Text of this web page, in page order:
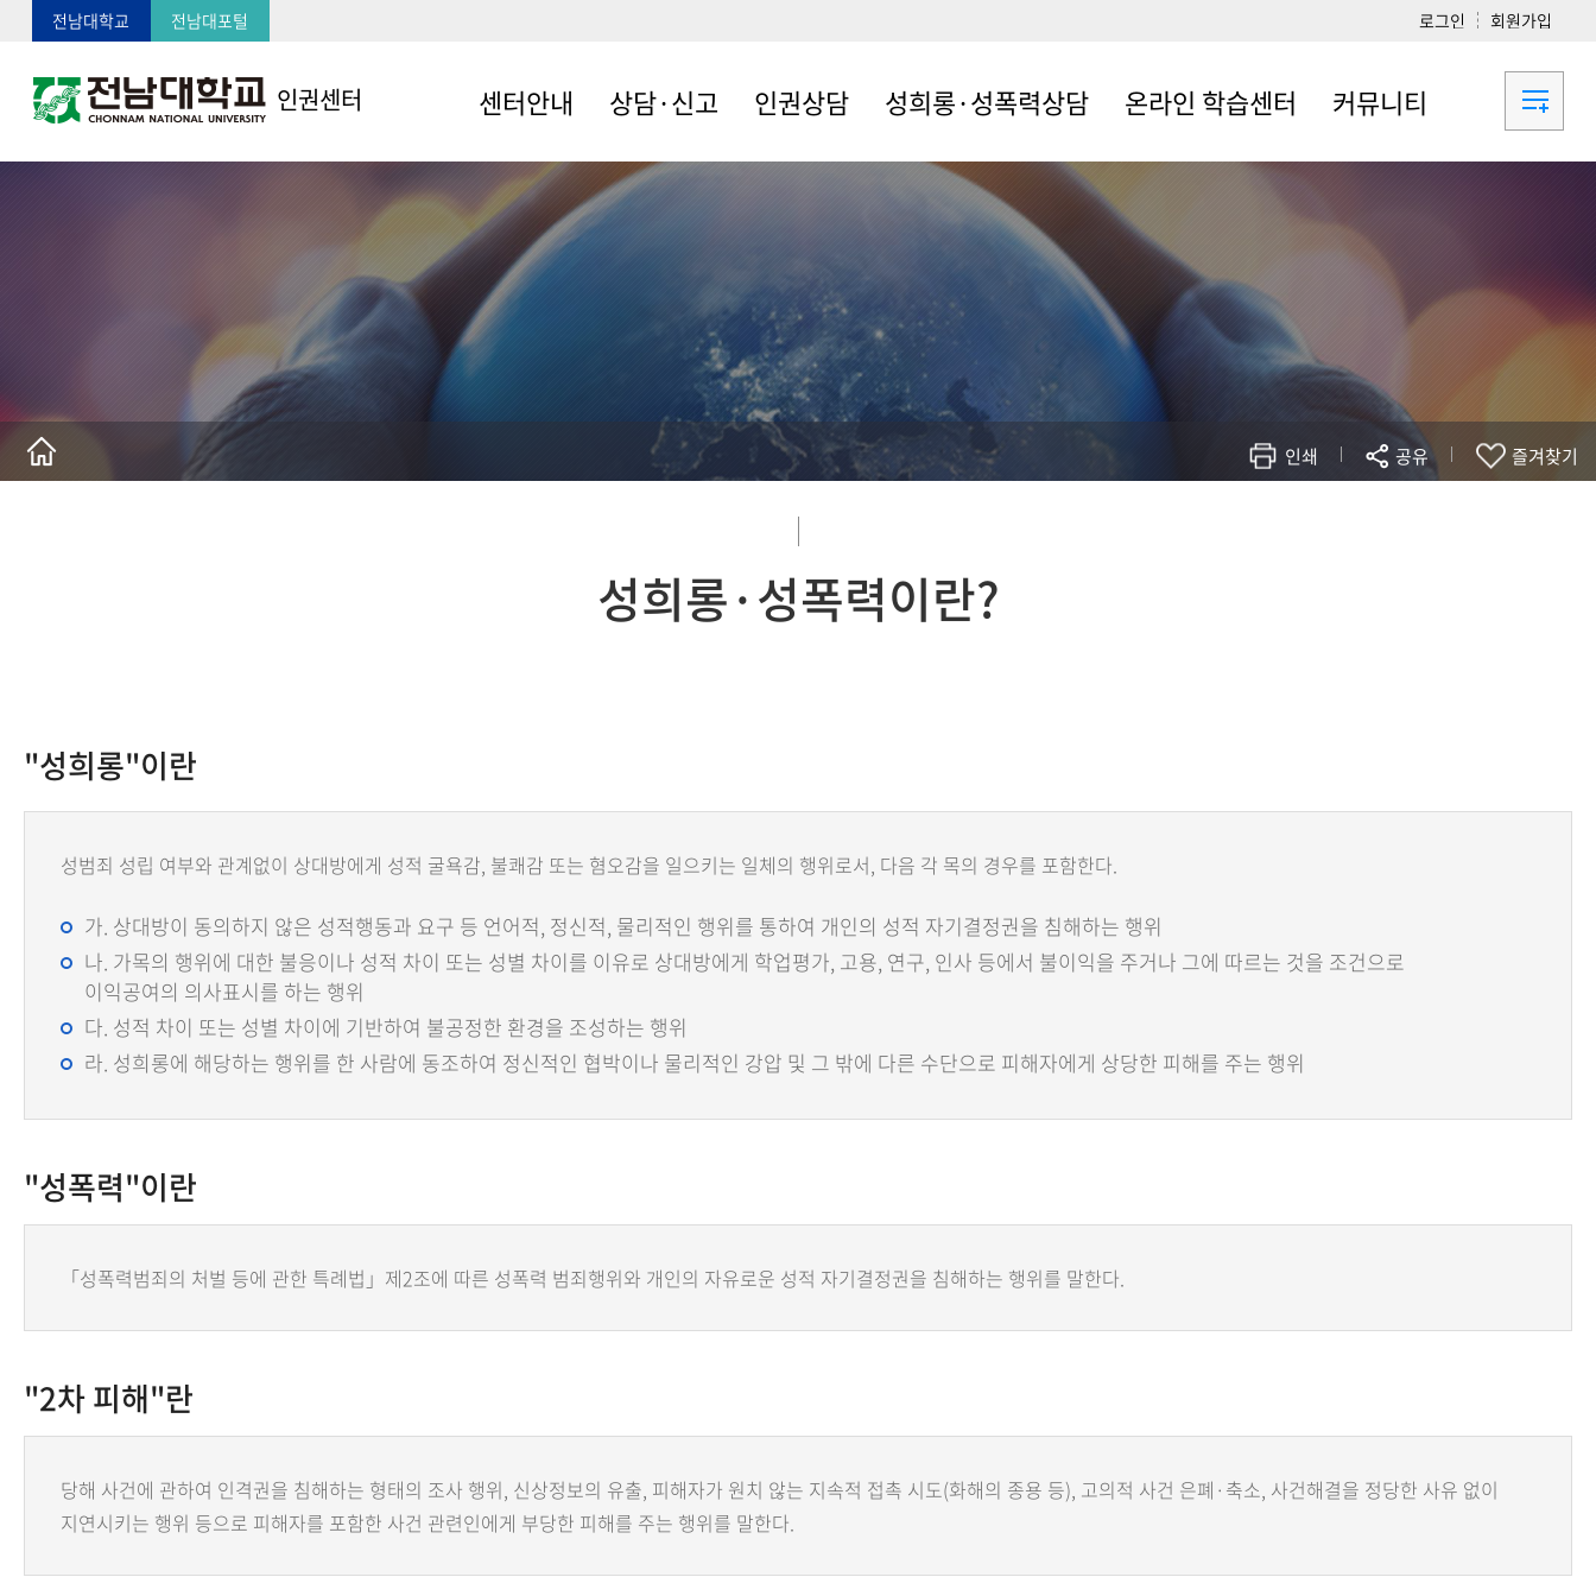
전남대학교 전남대포털 로그인 회원가입
인권센터 센터안내
센터소개
연혁
함께하는 사람들
찾아오시는 길
상담·신고
이용안내
사건처리절차
인권상담 성희롱·성폭력상담
성희롱·성폭력이란?
온라인 학습센터 커뮤니티
새소식
자유게시판
인쇄 공유 즐겨찾기
성희롱·성폭력이란?
"성희롱"이란
성범죄 성립 여부와 관계없이 상대방에게 성적 굴욕감, 불쾌감 또는 혐오감을 일으키는 일체의 행위로서, 다음 각 목의 경우를 포함한다.
가. 상대방이 동의하지 않은 성적행동과 요구 등 언어적, 정신적, 물리적인 행위를 통하여 개인의 성적 자기결정권을 침해하는 행위
나. 가목의 행위에 대한 불응이나 성적 차이 또는 성별 차이를 이유로 상대방에게 학업평가, 고용, 연구, 인사 등에서 불이익을 주거나 그에 따르는 것을 조건으로
이익공여의 의사표시를 하는 행위
다. 성적 차이 또는 성별 차이에 기반하여 불공정한 환경을 조성하는 행위
라. 성희롱에 해당하는 행위를 한 사람에 동조하여 정신적인 협박이나 물리적인 강압 및 그 밖에 다른 수단으로 피해자에게 상당한 피해를 주는 행위
"성폭력"이란
「성폭력범죄의 처벌 등에 관한 특례법」제2조에 따른 성폭력 범죄행위와 개인의 자유로운 성적 자기결정권을 침해하는 행위를 말한다.
"2차 피해"란
당해 사건에 관하여 인격권을 침해하는 형태의 조사 행위, 신상정보의 유출, 피해자가 원치 않는 지속적 접촉 시도(화해의 종용 등), 고의적 사건 은폐·축소, 사건해결을 정당한 사유 없이
지연시키는 행위 등으로 피해자를 포함한 사건 관련인에게 부당한 피해를 주는 행위를 말한다.